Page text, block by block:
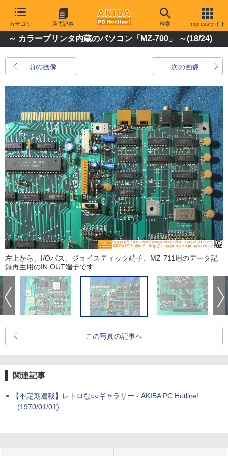
カテゴリ 過去記事 検索 Impressサイト
～ カラープリンタ内蔵のパソコン「MZ-700」 ～(18/24)
前の画像 次の画像
左上から、I/Oバス、ジョイスティック端子、MZ-711用のデータ記
録再生用のIN OUT端子です
この写真の記事へ
関連記事
【不定期連載】レトロな○○ギャラリー - AKIBA PC Hotline!
(1970/01/01)